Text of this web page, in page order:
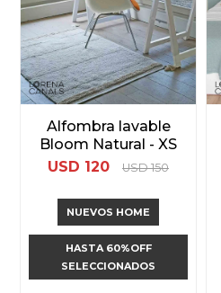
Alfombra lavable
Bloom Natural - XS
USD 120 USD 150
NUEVOS HOME
HASTA 60%OFF
SELECCIONADOS